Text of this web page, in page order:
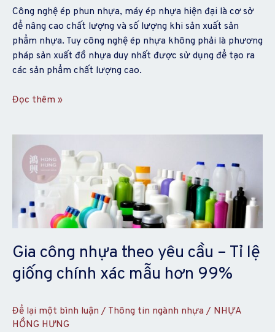
Công nghệ ép phun nhựa, máy ép nhựa hiện đại là cơ sở
để nâng cao chất lượng và số lượng khi sản xuất sản
phẩm nhựa. Tuy công nghệ ép nhựa không phải là phương
pháp sản xuất đồ nhựa duy nhất được sử dụng để tạo ra
các sản phẩm chất lượng cao.
sống?
Đọc thêm »
Gia công nhựa theo yêu cầu – Tỉ lệ
giống chính xác mẫu hơn 99%
Để lại một bình luận / Thông tin ngành nhựa / NHỰA
HỒNG HƯNG
công
nhựa
cầu
–
Tỉ
lệ
giống
xác
mẫu